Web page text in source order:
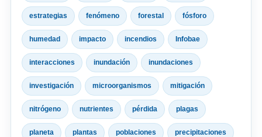
estrategias fenómeno forestal fósforo
humedad impacto incendios Infobae
interacciones inundación inundaciones
investigación microorganismos mitigación
nitrógeno nutrientes pérdida plagas
planeta plantas poblaciones precipitaciones